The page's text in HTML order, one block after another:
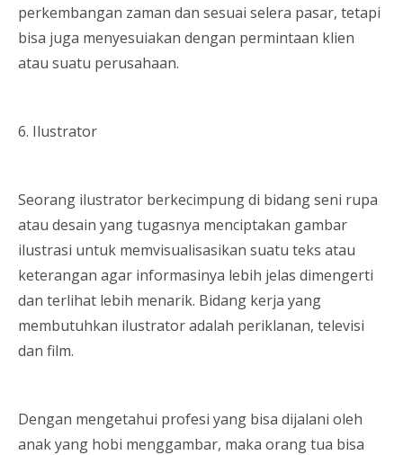
perkembangan zaman dan sesuai selera pasar, tetapi
bisa juga menyesuiakan dengan permintaan klien
atau suatu perusahaan.
6. Ilustrator
Seorang ilustrator berkecimpung di bidang seni rupa
atau desain yang tugasnya menciptakan gambar
ilustrasi untuk memvisualisasikan suatu teks atau
keterangan agar informasinya lebih jelas dimengerti
dan terlihat lebih menarik. Bidang kerja yang
membutuhkan ilustrator adalah periklanan, televisi
dan film.
Dengan mengetahui profesi yang bisa dijalani oleh
anak yang hobi menggambar, maka orang tua bisa